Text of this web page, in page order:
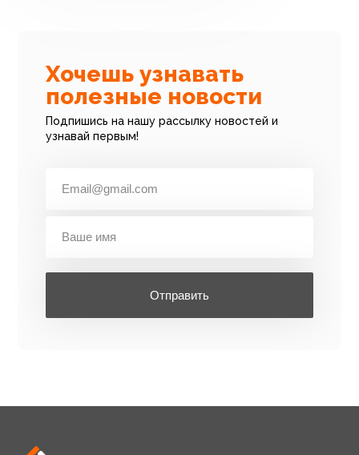
Хочешь узнавать
полезные новости
Подпишись на нашу рассылку новостей и
узнавай первым!
Отправить